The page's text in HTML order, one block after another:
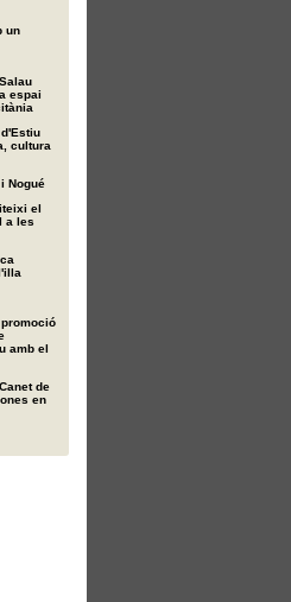
un
espai
cultura
Nogué
el
a les
amb el
de
en